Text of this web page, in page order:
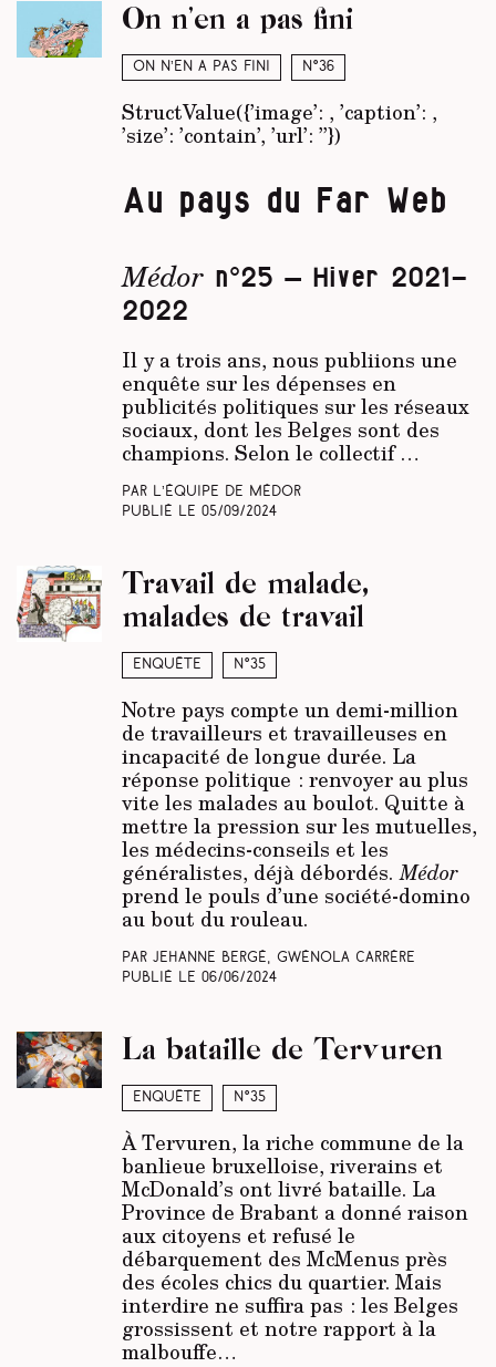
On n’en a pas fini N°36
On n’en a pas fini
StructValue({’image’: , ’caption’: ,
’size’: ’contain’, ’url’: ’’})
Au pays du Far Web
Médorn°25 – Hiver 2021-
2022
Il y a trois ans, nous publiions une
enquête sur les dépenses en
publicités politiques sur les réseaux
sociaux, dont les Belges sont des
champions. Selon le collectif …
Par L’équipe de Médor
Publié le 05/09/2024
Enquête N°35
Travail de malade,
malades de travail
Notre pays compte un demi-million
de travailleurs et travailleuses en
incapacité de longue durée. La
réponse politique : renvoyer au plus
vite les malades au boulot. Quitte à
mettre la pression sur les mutuelles,
les médecins-conseils et les
généralistes, déjà débordés.Médor
prend le pouls d’une société-domino
au bout du rouleau.
Par Jehanne Bergé, Gwénola Carrère
Publié le 06/06/2024
Enquête N°35
La bataille de Tervuren
À Tervuren, la riche commune de la
banlieue bruxelloise, riverains et
McDonald’s ont livré bataille. La
Province de Brabant a donné raison
aux citoyens et refusé le
débarquement des McMenus près
des écoles chics du quartier. Mais
interdire ne suffira pas : les Belges
grossissent et notre rapport à la
malbouffe…